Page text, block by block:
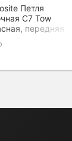
Петля
C7 Tow
передняя